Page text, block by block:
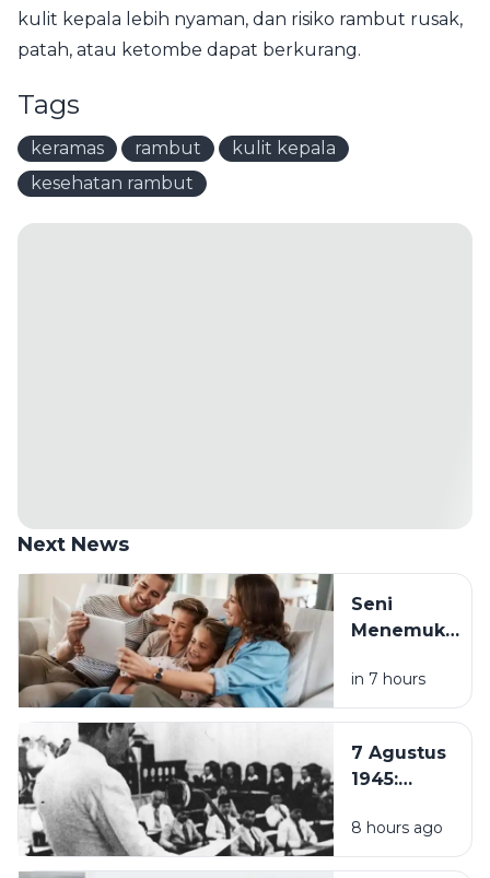
kulit kepala lebih nyaman, dan risiko rambut rusak,
patah, atau ketombe dapat berkurang.
Tags
keramas rambut
kulit kepala
kesehatan rambut
Next News
Seni
Menemukan
Tengah
Hustle
Pentingnya
Quality
Bersama
Keluarga
in 7 hours
7 Agustus
1945:
PPKI, Langkah
Penting
8 hours ago